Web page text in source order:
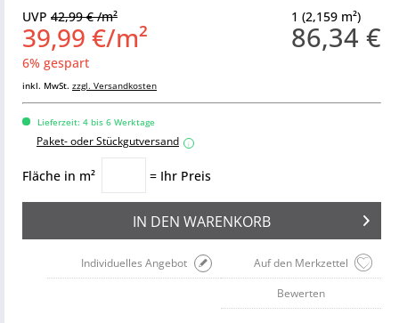
1 (2,159 m²)
86,34 €
UVP 42,99 € /m²
39,99 €/m²
6% gespart
inkl. MwSt. zzgl. Versandkosten
Lieferzeit: 4 bis 6 Werktage
Paket- oder Stückgutversand i
Fläche in m² = Ihr Preis
IN DEN WARENKORB
Auf den Merkzettel
Individuelles Angebot
Bewerten